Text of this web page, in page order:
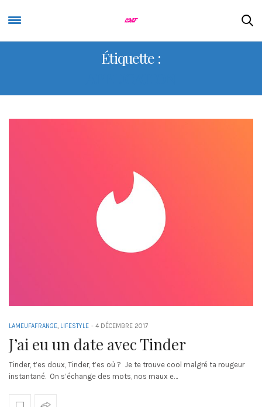
Étiquette :
LAMEUFAFRANGE, LIFESTYLE - 4 DÉCEMBRE 2017
J’ai eu un date avec Tinder
Tinder, t’es doux, Tinder, t’es où ? Je te trouve cool malgré ta rougeur
instantané. On s’échange des mots, nos maux e…